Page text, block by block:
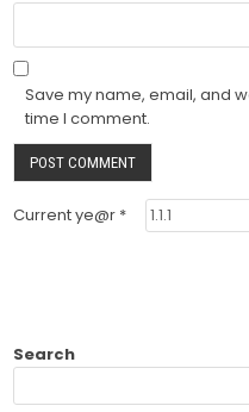
Save my name, email, and
time I comment.
Current ye@r *
Search